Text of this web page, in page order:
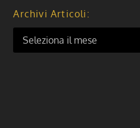
Archivi Articoli: